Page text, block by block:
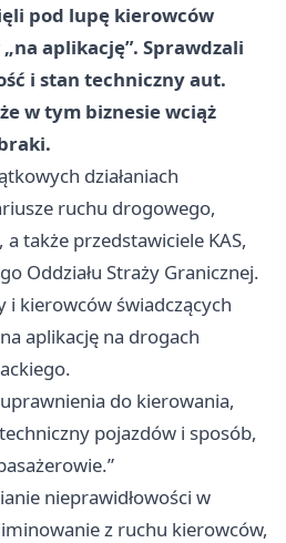
pod lupę kierowców
aplikację”. Sprawdzali
i stan techniczny aut.
w tym biznesie wciąż
działaniach
ruchu drogowego,
także przedstawiciele KAS,
Oddziału Straży Granicznej.
i kierowców świadczących
aplikację na drogach
do kierowania,
pojazdów i sposób,
nieprawidłowości w
z ruchu kierowców,